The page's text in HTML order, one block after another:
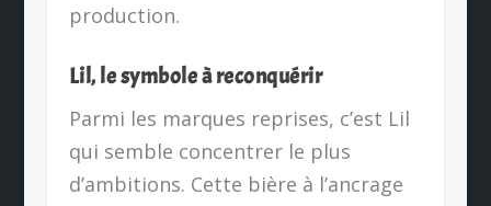
production.
Lil, le symbole à reconquérir
Parmi les marques reprises, c’est Lil
qui semble concentrer le plus
d’ambitions. Cette bière à l’ancrage